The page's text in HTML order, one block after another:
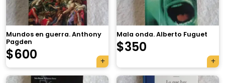
Mundos en guerra. Anthony
Pagden
$600
Mala onda. Alberto Fuguet
$350